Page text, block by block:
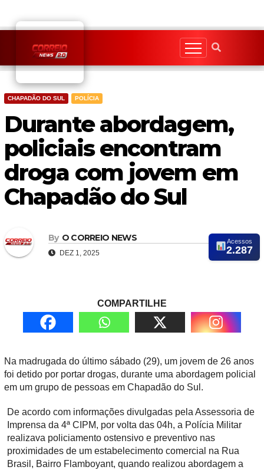
content
CHAPADÃO DO SUL POLÍCIA
Durante abordagem,
policiais encontram
droga com jovem em
Chapadão do Sul
By O CORREIO NEWS
DEZ 1, 2025
Acessos
2.287
COMPARTILHE
Na madrugada do último sábado (29), um jovem de 26 anos
foi detido por portar drogas, durante uma abordagem policial
em um grupo de pessoas em Chapadão do Sul.
De acordo com informações divulgadas pela Assessoria de
Imprensa da 4ª CIPM, por volta das 04h, a Polícia Militar
realizava policiamento ostensivo e preventivo nas
proximidades de um estabelecimento comercial na Rua
Brasil, Bairro Flamboyant, quando realizou abordagem a